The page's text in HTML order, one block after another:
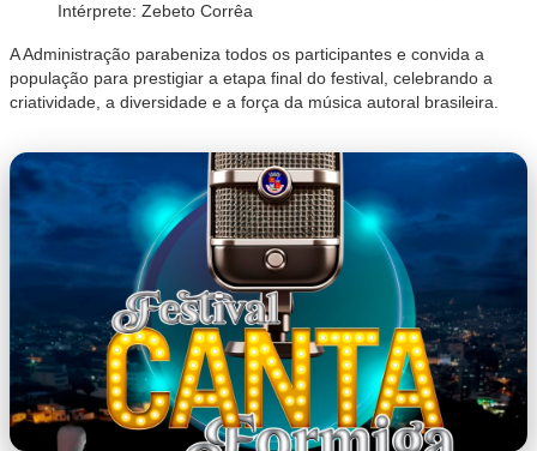
Intérprete: Zebeto Corrêa
A Administração parabeniza todos os participantes e convida a
população para prestigiar a etapa final do festival, celebrando a
criatividade, a diversidade e a força da música autoral brasileira.